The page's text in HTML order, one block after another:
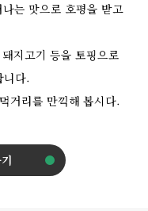
는 맛으로 호평을 받고
지고기 등을 토핑으로
니다.
거리를 만끽해 봅시다.